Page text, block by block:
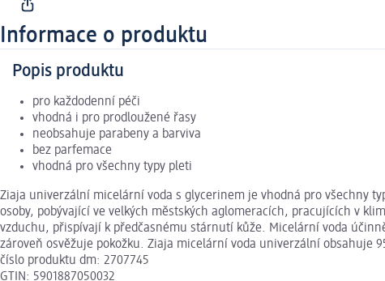
Informace o produktu
Popis produktu
pro každodenní péči
vhodná i pro prodloužené řasy
neobsahuje parabeny a barviva
bez parfemace
vhodná pro všechny typy pleti
Ziaja univerzální micelární voda s glycerinem je vhodná pro všechny
osoby, pobývající ve velkých městských aglomeracích, pracujících v
vzduchu, přispívají k předčasnému stárnutí kůže. Micelární voda
zároveň osvěžuje pokožku. Ziaja micelární voda univerzální obsahuje
číslo produktu dm: 2707745
GTIN: 5901887050032